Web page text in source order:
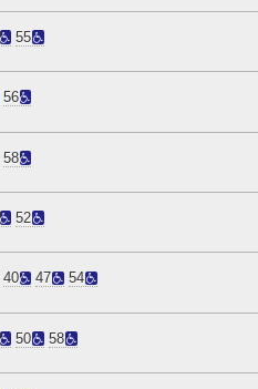
55
56
58
52
40 47 54
50 58